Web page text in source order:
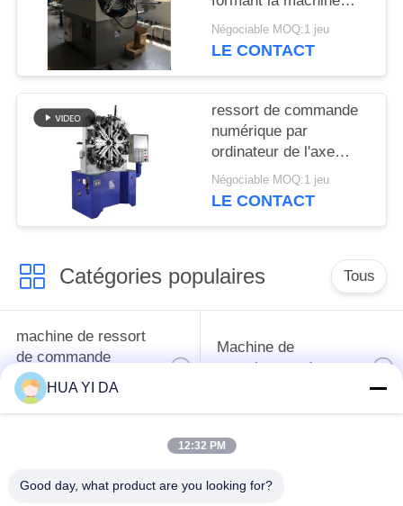
avec haches rotatoires
de fil les 12
Négociable MOQ:1 jeu
LE CONTACT
ressort de commande
numérique par
ordinateur de l'axe
5.5KW 4 ancien/ressort
torsion de tension
Négociable MOQ:1 jeu
LE CONTACT
Catégories populaires Tous
machine de ressort
de commande
numérique par
ordinateur
Machine de
enroulement de
Machine à cintrer de
HUA YI DA
12:32 PM
Good day, what product are you looking for?